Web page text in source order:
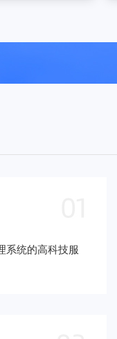
系统的高科技服